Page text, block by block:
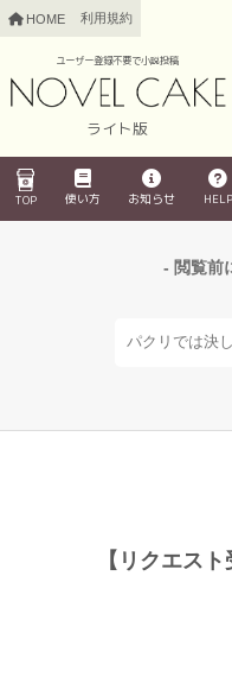
HOME 利用規約
ユーザー登録不要で小説投稿
ライト版
TOP 使い方 お知らせ HELP
- 閲覧前
パクリでは決
【リクエス